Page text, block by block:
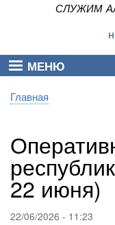
СЛУЖИМ
МЕНЮ
Строка
Главная
22 июня)
22/06/2026 - 11:23